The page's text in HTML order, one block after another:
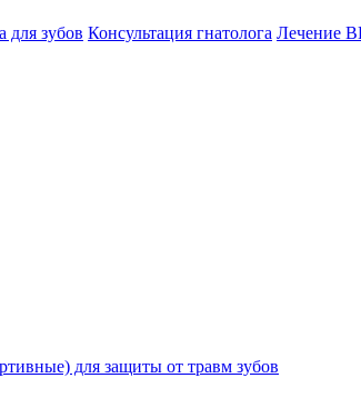
для зубов Консультация гнатолога Лечение
для защиты от травм зубов